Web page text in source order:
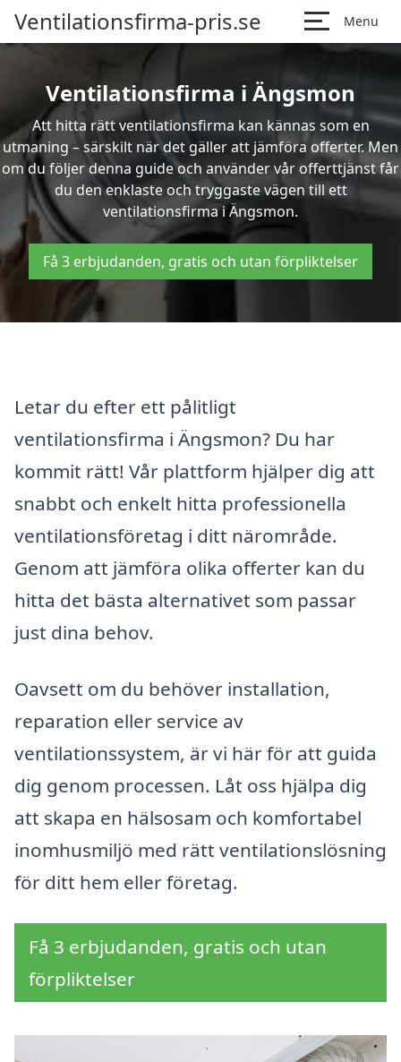
Ventilationsfirma-pris.se Menu
Ventilationsfirma i Ängsmon
Att hitta rätt ventilationsfirma kan kännas som en
utmaning – särskilt när det gäller att jämföra offerter. Men
om du följer denna guide och använder vår offerttjänst får
du den enklaste och tryggaste vägen till ett
ventilationsfirma i Ängsmon.
Få 3 erbjudanden, gratis och utan förpliktelser
Letar du efter ett pålitligt
ventilationsfirma i Ängsmon? Du har
kommit rätt! Vår plattform hjälper dig att
snabbt och enkelt hitta professionella
ventilationsföretag i ditt närområde.
Genom att jämföra olika offerter kan du
hitta det bästa alternativet som passar
just dina behov.
Oavsett om du behöver installation,
reparation eller service av
ventilationssystem, är vi här för att guida
dig genom processen. Låt oss hjälpa dig
att skapa en hälsosam och komfortabel
inomhusmiljö med rätt ventilationslösning
för ditt hem eller företag.
Få 3 erbjudanden, gratis och utan
förpliktelser